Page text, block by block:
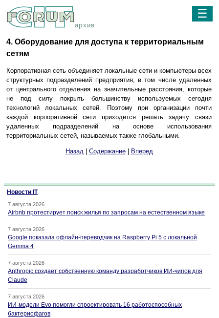
архив
☰
4. Оборудование для доступа к территориальным
сетям
Корпоративная сеть объединяет локальные сети и компьютеры всех
структурных подразделений предприятия, в том числе удаленных
от центрального отделения на значительные расстояния, которые
не под силу покрыть большинству используемых сегодня
технологий локальных сетей. Поэтому при организации почти
каждой корпоративной сети приходится решать задачу связи
удаленных подразделений на основе использования
территориальных сетей, называемых также глобальными.
Назад| Содержание| Вперед
Новости IT
7 августа 2026
Airbnb протестирует поиск жилья по запросам на естественном языке
7 августа 2026
Google показала офлайн-переводчик на Raspberry Pi 5 с локальной
Gemma 4
7 августа 2026
Anthropic создаёт собственную команду разработчиков ИИ-чипов для
Claude
7 августа 2026
ИИ-модели Evo помогли спроектировать 16 работоспособных
бактериофагов